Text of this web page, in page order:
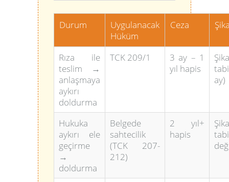
Durum
Uygulanacak
Hüküm
Ceza
Rıza ile
teslim →
anlaşmaya
aykırı
doldurma
TCK 209/1
3 ay – 1
yıl hapis
ay)
Hukuka
aykırı ele
geçirme
→
doldurma
Belgede
sahtecilik
(TCK 207-
212)
2 yıl+
hapis
tabi